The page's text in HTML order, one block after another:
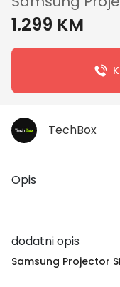
1.299 KM
TechBox
Opis
dodatni opis
Samsung Projector